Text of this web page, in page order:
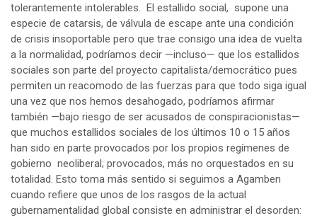
tolerantemente intolerables. El estallido social, supone una
especie de catarsis, de válvula de escape ante una condición
de crisis insoportable pero que trae consigo una idea de vuelta
a la normalidad, podríamos decir —incluso— que los estallidos
sociales son parte del proyecto capitalista/democrático pues
permiten un reacomodo de las fuerzas para que todo siga igual
una vez que nos hemos desahogado, podríamos afirmar
también —bajo riesgo de ser acusados de conspiracionistas—
que muchos estallidos sociales de los últimos 10 o 15 años
han sido en parte provocados por los propios regímenes de
gobierno neoliberal; provocados, más no orquestados en su
totalidad. Esto toma más sentido si seguimos a Agamben
cuando refiere que unos de los rasgos de la actual
gubernamentalidad global consiste en administrar el desorden: